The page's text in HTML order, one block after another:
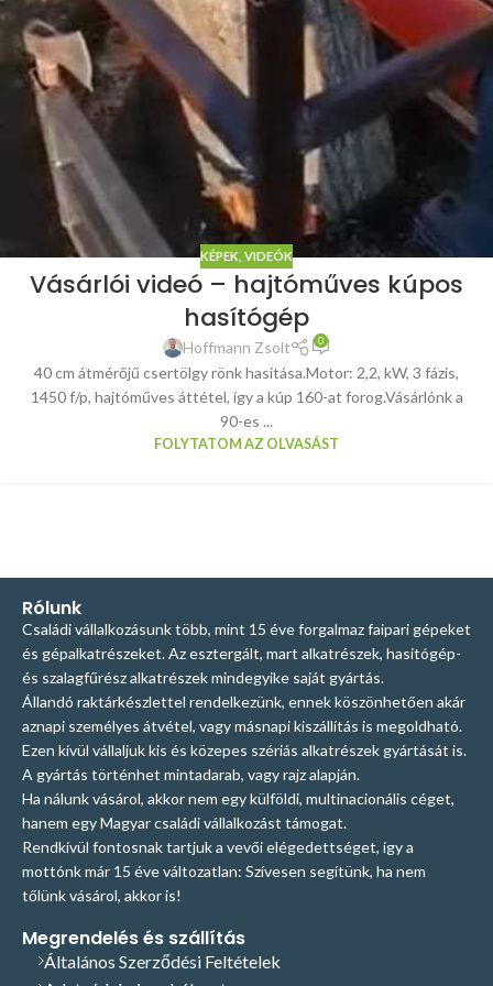
KÉPEK, VIDEÓK
Vásárlói videó – hajtóműves kúpos
hasítógép
Hoffmann Zsolt 0
40 cm átmérőjű csertölgy rönk hasítása.Motor: 2,2, kW, 3 fázis,
1450 f/p, hajtóműves áttétel, így a kúp 160-at forog.Vásárlónk a
90-es ...
FOLYTATOM AZ OLVASÁST
Rólunk
Családi vállalkozásunk több, mint 15 éve forgalmaz faipari gépeket
és gépalkatrészeket. Az esztergált, mart alkatrészek, hasítógép-
és szalagfűrész alkatrészek mindegyike saját gyártás.
Állandó raktárkészlettel rendelkezünk, ennek köszönhetően akár
aznapi személyes átvétel, vagy másnapi kiszállítás is megoldható.
Ezen kívül vállaljuk kis és közepes szériás alkatrészek gyártását is.
A gyártás történhet mintadarab, vagy rajz alapján.
Ha nálunk vásárol, akkor nem egy külföldi, multinacionális céget,
hanem egy Magyar családi vállalkozást támogat.
Rendkívül fontosnak tartjuk a vevői elégedettséget, így a
mottónk már 15 éve változatlan: Szívesen segítünk, ha nem
tőlünk vásárol, akkor is!
Megrendelés és szállítás
Általános Szerződési Feltételek